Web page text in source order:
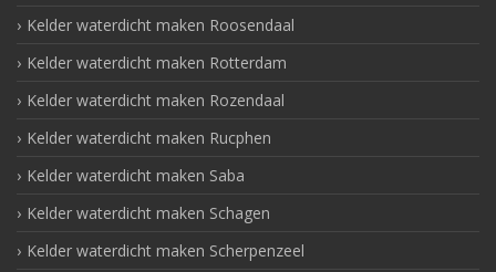
Kelder waterdicht maken Roosendaal
Kelder waterdicht maken Rotterdam
Kelder waterdicht maken Rozendaal
Kelder waterdicht maken Rucphen
Kelder waterdicht maken Saba
Kelder waterdicht maken Schagen
Kelder waterdicht maken Scherpenzeel